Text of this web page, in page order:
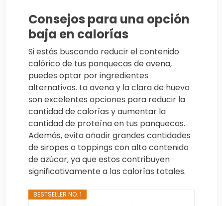
Consejos para una opción
baja en calorías
Si estás buscando reducir el contenido
calórico de tus panquecas de avena,
puedes optar por ingredientes
alternativos. La avena y la clara de huevo
son excelentes opciones para reducir la
cantidad de calorías y aumentar la
cantidad de proteína en tus panquecas.
Además, evita añadir grandes cantidades
de siropes o toppings con alto contenido
de azúcar, ya que estos contribuyen
significativamente a las calorías totales.
BESTSELLER NO. 1